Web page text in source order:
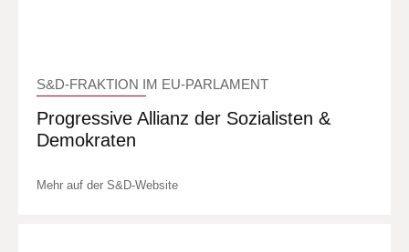
S&D-FRAKTION IM EU-PARLAMENT
Progressive Allianz der Sozialisten &
Demokraten
Mehr auf der S&D-Website